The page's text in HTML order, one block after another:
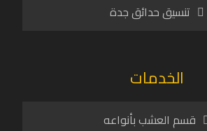
تنسيق حدائق جدة
الخدمات
قسم العشب بأنواعه